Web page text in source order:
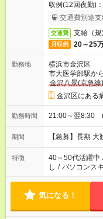
収例(12回夜勤)
交通費別途支
交通費 支給（
月収例 20～25
勤務地
横浜市金沢区
市大医学部駅か
金沢八景(京急線
金沢区にある
勤務時間 21:00～翌8:30
期間 【急募】長期 大
特徴 40～50代活躍中
し / パソコンス
気になる！